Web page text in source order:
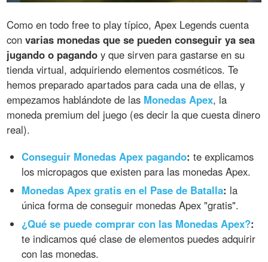
Como en todo free to play típico, Apex Legends cuenta
convarias monedas que se pueden conseguir ya sea
jugando o pagando y que sirven para gastarse en su
tienda virtual, adquiriendo elementos cosméticos. Te
hemos preparado apartados para cada una de ellas, y
empezamos hablándote de las Monedas Apex, la
moneda premium del juego (es decir la que cuesta dinero
real).
Conseguir Monedas Apex pagando: te explicamos
los micropagos que existen para las monedas Apex.
Monedas Apex gratis en el Pase de Batalla: la
única forma de conseguir monedas Apex "gratis".
¿Qué se puede comprar con las Monedas Apex?:
te indicamos qué clase de elementos puedes adquirir
con las monedas.